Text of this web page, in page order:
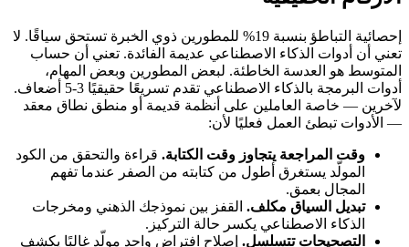
إحصائية التباطؤ بنسبة 19% للمطورين ذوي الخبرة تستحق سياقًا. لا
تعني أن أدوات الذكاء الاصطناعي عديمة الفائدة. تعني أن حساب
المتوسط هو العدسة الخاطئة. لبعض المطورين وبعض المهام،
أدوات البرمجة بالذكاء الاصطناعي تقدم تسريعًا حقيقيًا 3-5 أضعاف.
لآخرين — خاصة العاملين على أنظمة قديمة أو منطق نطاق معقد
— الأدوات تبطئ العمل فعليًا لأن:
وقت المراجعة يتجاوز وقت الكتابة.قراءة والتحقق من الكود
المولّد يستغرق أطول من كتابته من الصفر عندما تفهم
المجال بعمق.
تبديل السياق مكلف.القفز بين نموذجك الذهني ومخرجات
الذكاء الاصطناعي يكسر حالة التركيز.
التصحيحات تتسلسل. إصلاح افتراض واحد مولّد غالبًا يكشف